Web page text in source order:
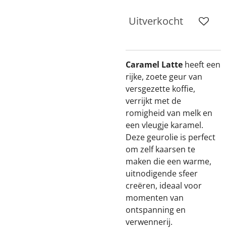
Uitverkocht
Caramel Latte heeft een
rijke, zoete geur van
versgezette koffie,
verrijkt met de
romigheid van melk en
een vleugje karamel.
Deze geurolie is perfect
om zelf kaarsen te
maken die een warme,
uitnodigende sfeer
creëren, ideaal voor
momenten van
ontspanning en
verwennerij.